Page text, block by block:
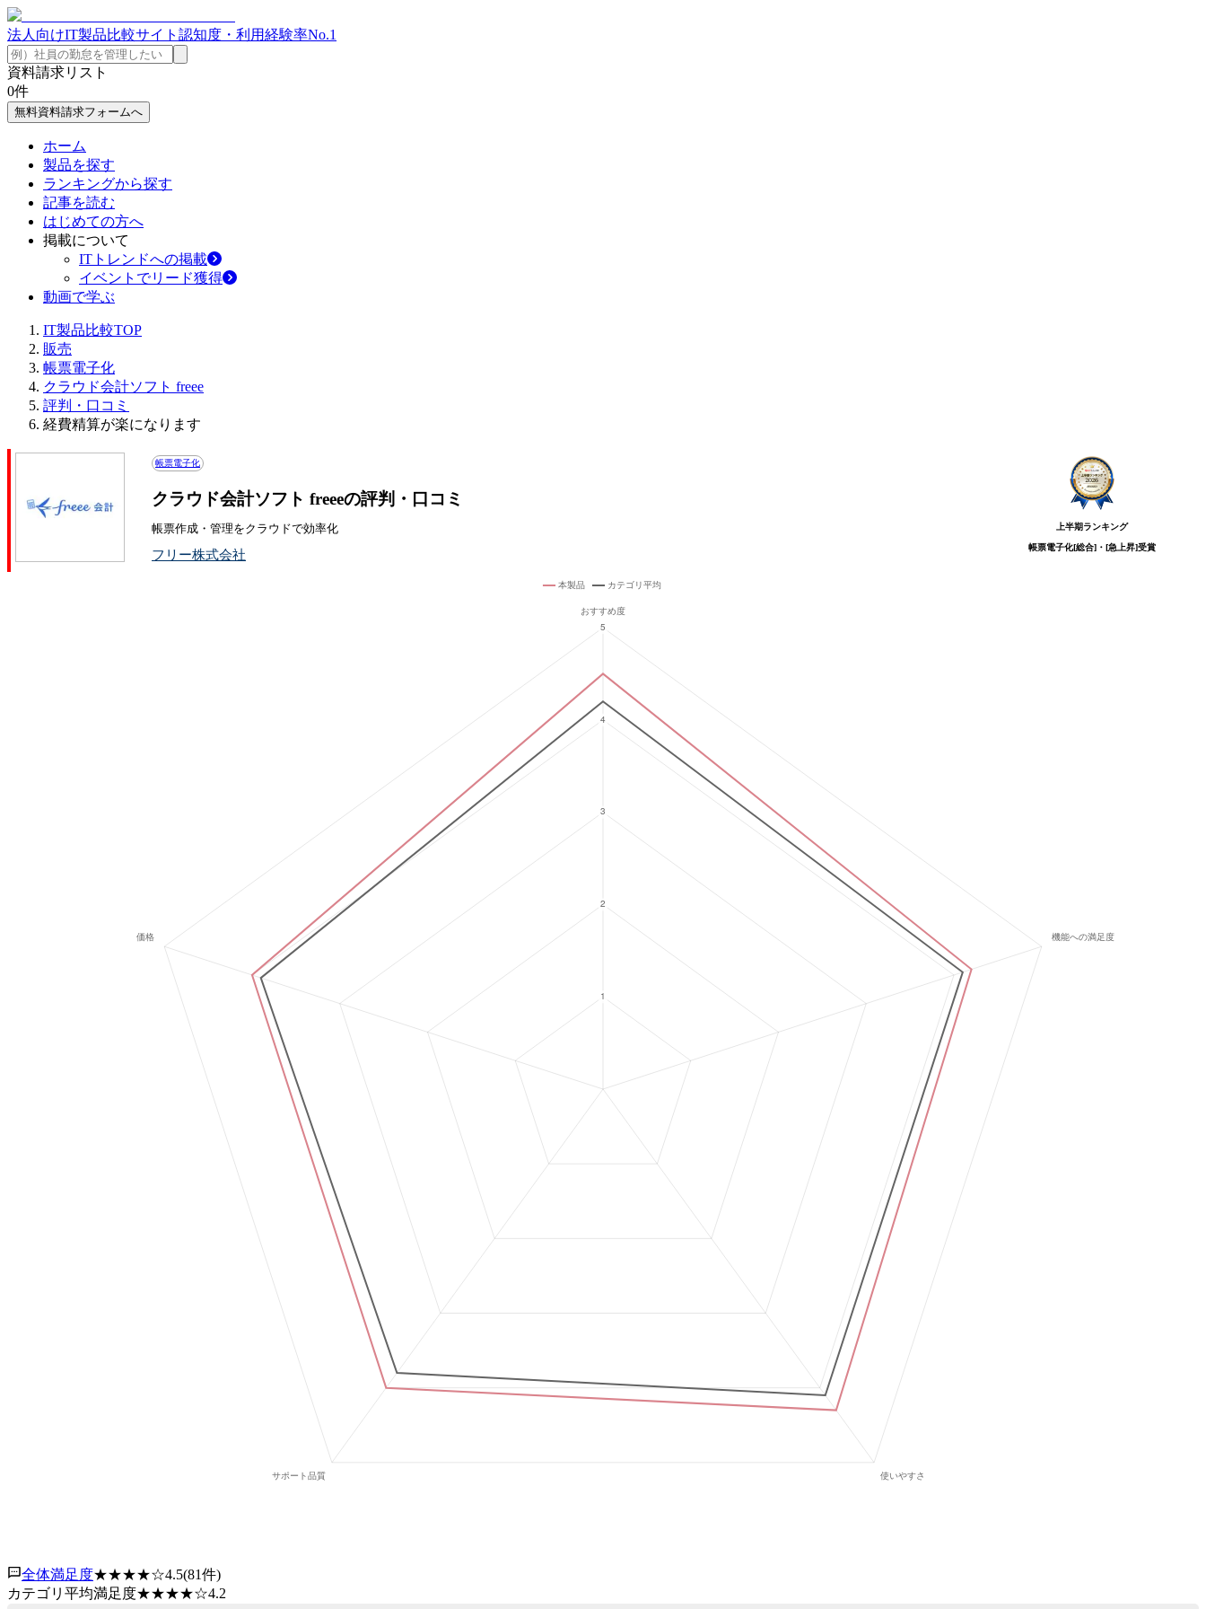
法人向けIT製品比較サイト 認知度・利用経験率No.1
資料請求リスト
0件
無料資料請求フォームへ
ホーム
製品を探す
ランキングから探す
記事を読む
はじめての方へ
掲載について
ITトレンドへの掲載
イベントでリード獲得
動画で学ぶ
IT製品比較TOP
販売
帳票電子化
クラウド会計ソフト freee
評判・口コミ
経費精算が楽になります
帳票電子化
クラウド会計ソフト freeeの評判・口コミ
帳票作成・管理をクラウドで効率化
フリー株式会社
上半期ランキング
帳票電子化[総合]・[急上昇]受賞
全体満足度★★★★☆4.5(81件)
カテゴリ平均満足度★★★★☆4.2